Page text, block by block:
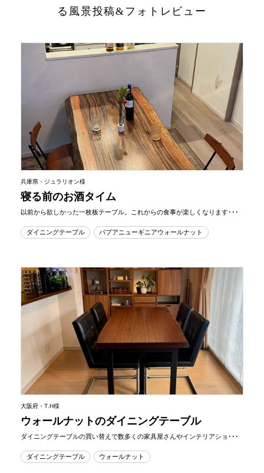
る風景投稿&フォトレビュー
兵庫県・ジュラリオン様
寝る前のお酒タイム
以前から欲しかった一枚板テーブル。これからの食事が楽しくなります･･･
ダイニングテーブル パプアニューギニアウォールナット
大阪府・T.H様
ウォールナットのダイニングテーブル
ダイニングテーブルの買い替えで数多くの家具屋さんやインテリアショ･･･
ダイニングテーブル ウォールナット